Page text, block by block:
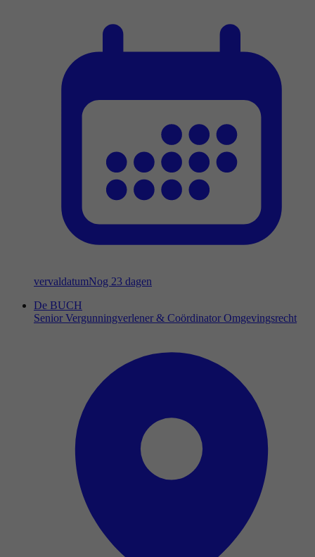
vervaldatumNog 23 dagen
De BUCH
Senior Vergunningverlener & Coördinator Omgevingsrecht